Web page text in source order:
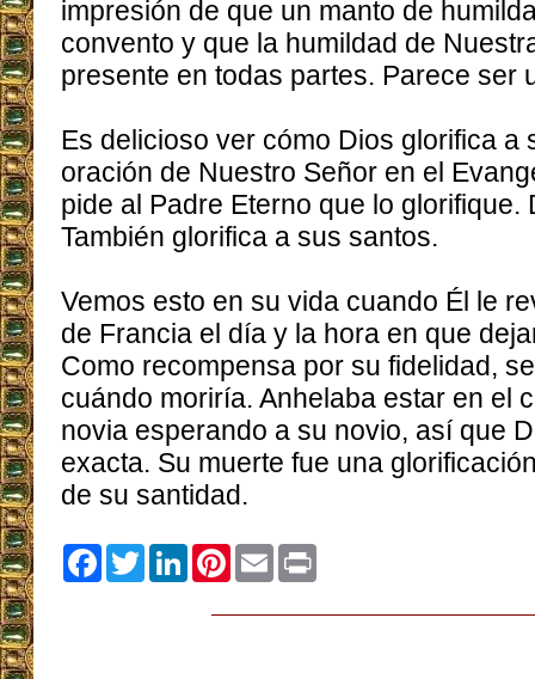
impresión de que un manto de
convento y que la humildad de
presente en todas partes. Parece ser
Es delicioso ver cómo Dios glorifica a
oración de Nuestro Señor en el
pide al Padre Eterno que lo glorifique.
También glorifica a sus santos.
Vemos esto en su vida cuando Él le
de Francia el día y la hora en que
Como recompensa por su fidelidad,
cuándo moriría. Anhelaba estar en el
novia esperando a su novio, así que
exacta. Su muerte fue una
de su santidad.
Facebook
TwitterLinkedInPinterest
Email